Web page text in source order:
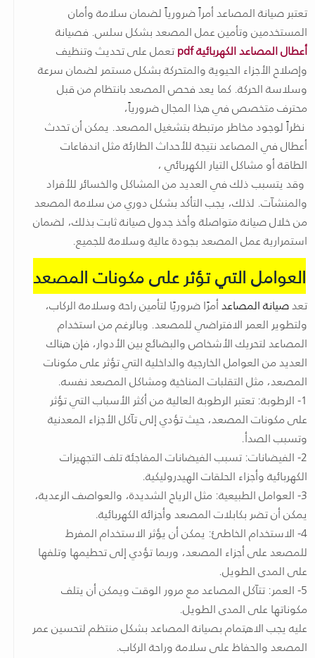
تعتبر صيانة المصاعد أمراً ضرورياً لضمان سلامة وأمان
المستخدمين وتأمين عمل المصعد بشكل سلس. فصيانة
أعطال المصاعد الكهربائية pdf
تعمل على تحديث وتنظيف
وإصلاح الأجزاء الحيوية والمتحركة بشكل مستمر لضمان سرعة
وسلاسة الحركة. كما يعد فحص المصعد بانتظام من قبل
محترف متخصص في هذا المجال ضرورياً،
نظراً لوجود مخاطر مرتبطة بتشغيل المصعد. يمكن أن تحدث
أعطال في المصاعد نتيجة للأحداث الطارئة مثل اندفاعات
الطاقة أو مشاكل التيار الكهربائي ،
وقد يتسبب ذلك في العديد من المشاكل والخسائر للأفراد
والمنشآت. لذلك، يجب التأكد بشكل دوري من سلامة المصعد
من خلال صيانة متواصلة وأخذ جدول صيانة ثابت بذلك، لضمان
استمرارية عمل المصعد بجودة عالية وسلامة للجميع.
العوامل التي تؤثر على مكونات المصعد
تعدصيانة المصاعدأمرًا ضروريًا لتأمين راحة وسلامة الركاب،
ولتطوير العمر الافتراضي للمصعد. وبالرغم من استخدام
المصاعد لتحريك الأشخاص والبضائع بين الأدوار، فإن هناك
العديد من العوامل الخارجية والداخلية التي تؤثر على مكونات
المصعد، مثل التقلبات المناخية ومشاكل المصعد نفسه.
1- الرطوبة: تعتبر الرطوبة العالية من أكثر الأسباب التي تؤثر
على مكونات المصعد، حيث تؤدي إلى تآكل الأجزاء المعدنية
وتسبب الصدأ.
2- الفيضانات: تسبب الفيضانات المفاجئة تلف التجهيزات
الكهربائية وأجزاء الحلقات الهيدروليكية.
3- العوامل الطبيعية: مثل الرياح الشديدة، والعواصف الرعدية،
يمكن أن تضر بكابلات المصعد وأجزائه الكهربائية.
4- الاستخدام الخاطئ: يمكن أن يؤثر الاستخدام المفرط
للمصعد على أجزاء المصعد، وربما تؤدي إلى تحطيمها وتلفها
على المدى الطويل.
5- العمر: تتآكل المصاعد مع مرور الوقت ويمكن أن يتلف
مكوناتها على المدى الطويل.
عليه يجب الاهتمام بصيانة المصاعد بشكل منتظم لتحسين عمر
المصعد والحفاظ على سلامة وراحة الركاب.